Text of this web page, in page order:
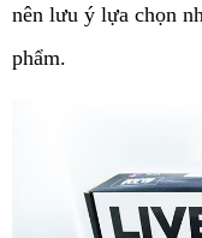
nên lưu ý lựa chọn
phẩm.